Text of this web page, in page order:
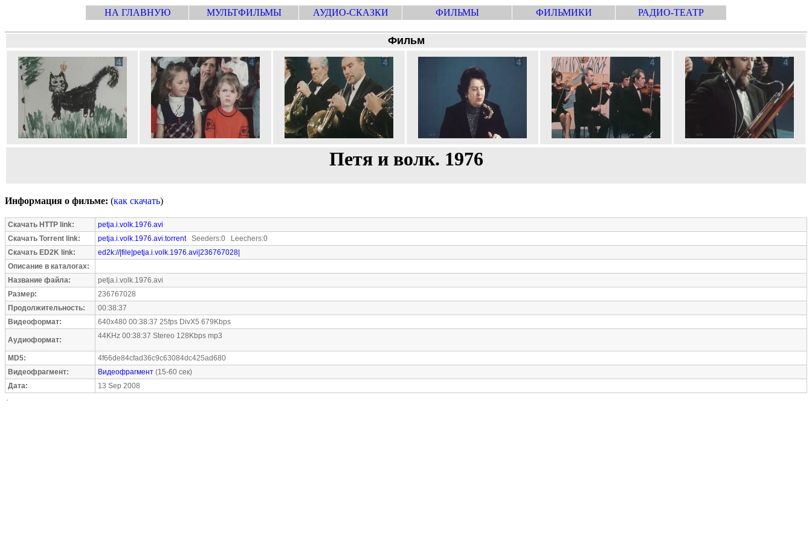
НА ГЛАВНУЮ МУЛЬТФИЛЬМЫ АУДИО-СКАЗКИ ФИЛЬМЫ ФИЛЬМИКИ РАДИО-ТЕАТР
Фильм
Петя и волк. 1976
Информация о фильме: (как скачать)
Скачать HTTP link:
petja.i.volk.1976.avi
Скачать Torrent link:
petja.i.volk.1976.avi.torrentSeeders:0 Leechers:0
Скачать ED2K link:
ed2k://|file|petja.i.volk.1976.avi|236767028|
Описание в каталогах:
Название файла:
petja.i.volk.1976.avi
Размер:
236767028
Продолжительность:
00:38:37
Видеоформат:
640x480 00:38:37 25fps DivX5 679Kbps
Аудиоформат: 44KHz 00:38:37 Stereo 128Kbps mp3
MD5:
4f66de84cfad36c9c63084dc425ad680
Видеофрагмент:
Видеофрагмент (15-60 сек)
Дата:
13 Sep 2008